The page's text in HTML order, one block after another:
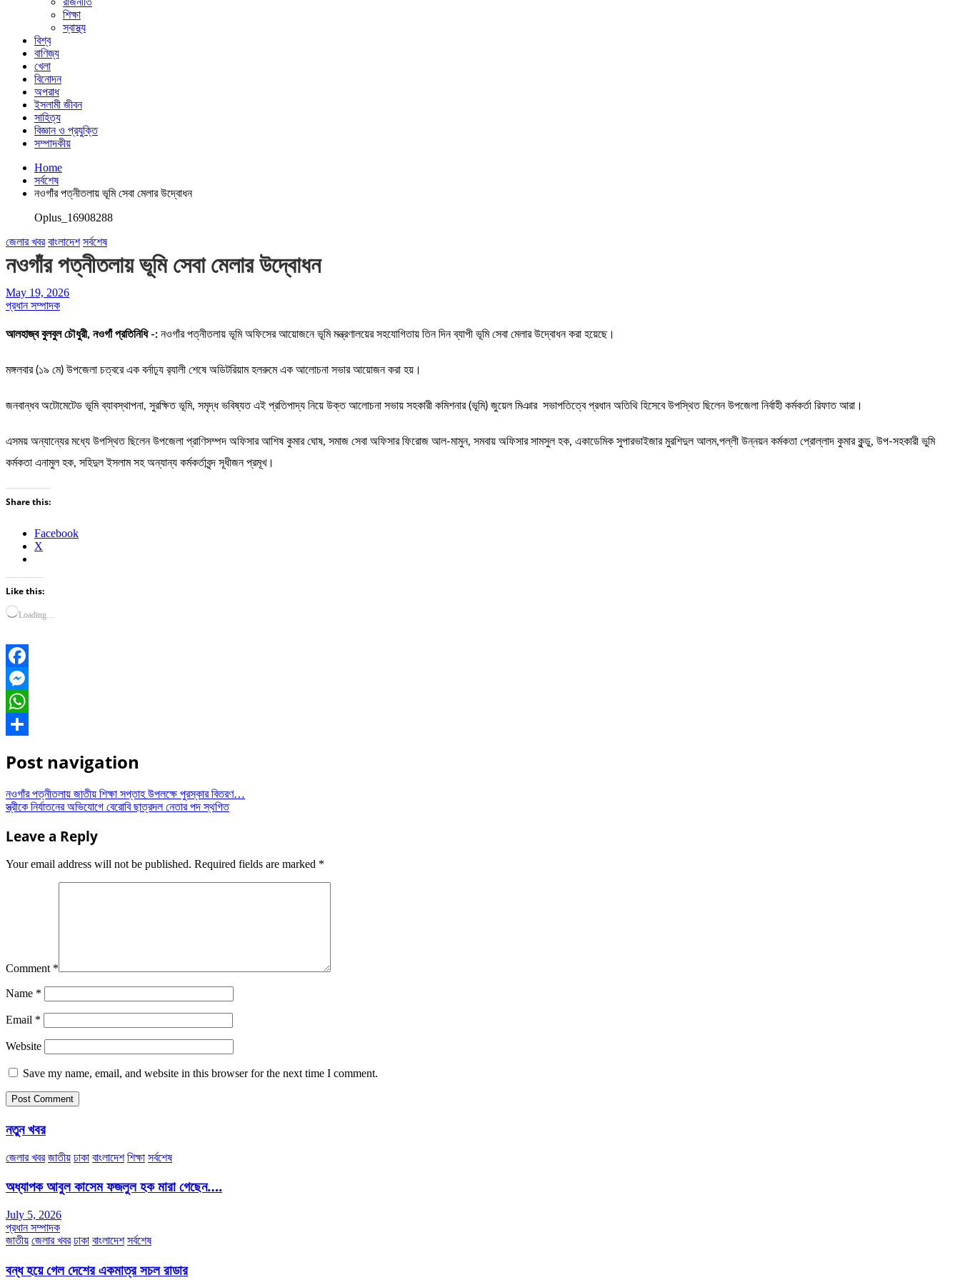
শিক্ষা
স্বাস্থ্য
বিশ্ব
বাণিজ্য
খেলা
বিনোদন
অপরাধ
ইসলামী জীবন
সাহিত্য
বিজ্ঞান ও প্রযুক্তি
সম্পাদকীয়
Home
সর্বশেষ
নওগাঁর পত্নীতলায় ভূমি সেবা মেলার উদ্বোধন
Oplus_16908288
জেলার খবর বাংলাদেশ সর্বশেষ
নওগাঁর পত্নীতলায় ভূমি সেবা মেলার উদ্বোধন
May 19, 2026
প্রধান সম্পাদক
আলহাজ্ব বুলবুল চৌধুরী, নওগাঁ প্রতিনিধি -: নওগাঁর পত্নীতলায় ভূমি অফিসের আয়োজনে ভূমি মন্ত্রণালয়ের সহযোগিতায় তিন দিন ব্যাপী ভূমি সেবা মেলার উদ্বোধন করা হয়েছে।
মঙ্গলবার (১৯ মে) উপজেলা চত্বরে এক বর্নাঢ়্য র‌্যালী শেষে অডিটরিয়াম হলরুমে এক আলোচনা সভার আয়োজন করা হয়।
জনবান্ধব অটোমেটেড ভূমি ব্যাবস্থাপনা, সুরক্ষিত ভূমি, সমৃদ্ধ ভবিষ্যত এই প্রতিপাদ্য নিয়ে উক্ত আলোচনা সভায় সহকারী কমিশনার (ভূমি) জুয়েল মিঞার সভাপতিত্বে প্রধান অতিথি হিসেবে উপস্থিত ছিলেন উপজেলা নির্বাহী কর্মকর্তা রিফাত আরা।
এসময় অন্যান্যের মধ্যে উপস্থিত ছিলেন উপজেলা প্রাণিসম্পদ অফিসার আশিষ কুমার ঘোষ, সমাজ সেবা অফিসার ফিরোজ আল-মামুন, সমবায় অফিসার সামসুল হক, একাডেমিক সুপারভাইজার মুরশিদুল আলম,পল্লী উন্নয়ন কর্মকতা প্রোল্লাদ কুমার কুন্ডু, উপ-সহকারী ভুমি
কর্মকতা এনামুল হক, সহিদুল ইসলাম সহ অন্যান্য কর্মকর্তাবৃন্দ সূধীজন প্রমূখ।
Share this:
Facebook
X
Like this:
Loading…
Facebook
Messenger
WhatsApp
Post navigation
নওগাঁর পত্নীতলায় জাতীয় শিক্ষা সপ্তাহ উপলক্ষে পুরস্কার বিতরণ…
স্ত্রীকে নির্যাতনের অভিযোগে বেরোবি ছাত্রদল নেতার পদ স্থগিত
Leave a Reply
Your email address will not be published. Required fields are marked *
Comment *
Name *
Email *
Website
Save my name, email, and website in this browser for the next time I comment.
নতুন খবর
জেলার খবর জাতীয় ঢাকা বাংলাদেশ শিক্ষা সর্বশেষ
অধ্যাপক আবুল কাসেম ফজলুল হক মারা গেছেন….
July 5, 2026
প্রধান সম্পাদক
জাতীয় জেলার খবর ঢাকা বাংলাদেশ সর্বশেষ
বন্ধ হয়ে গেল দেশের একমাত্র সচল রাডার